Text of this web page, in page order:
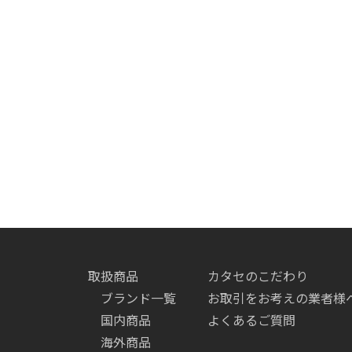
取扱商品
ブランド一覧
国内商品
海外商品
カタセのこだわり
お取引をお考えの業者様
よくあるご質問